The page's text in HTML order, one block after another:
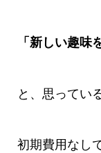
「新しい趣味
と、思ってい
初期費用なし